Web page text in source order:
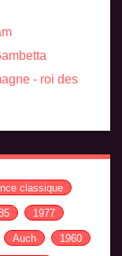
- roi des
classique
1977
Auch 1960